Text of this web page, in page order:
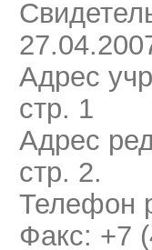
Адрес
стр. 1
Адрес
стр. 2.
Телефон
Факс: +7